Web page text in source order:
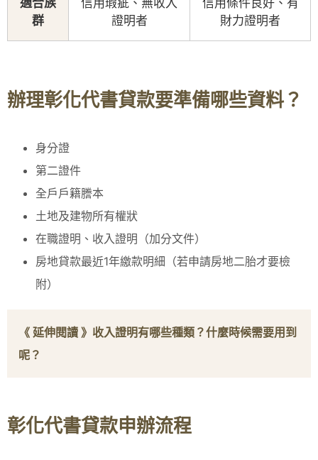
群
證明者
財力證明者
辦理彰化代書貸款要準備哪些資料？
身分證
第二證件
全戶戶籍謄本
土地及建物所有權狀
在職證明、收入證明（加分文件）
房地貸款最近1年繳款明細（若申請房地二胎才要檢
附）
《 延伸閱讀 》 收入證明有哪些種類？什麼時候需要用到
呢？
彰化代書貸款申辦流程